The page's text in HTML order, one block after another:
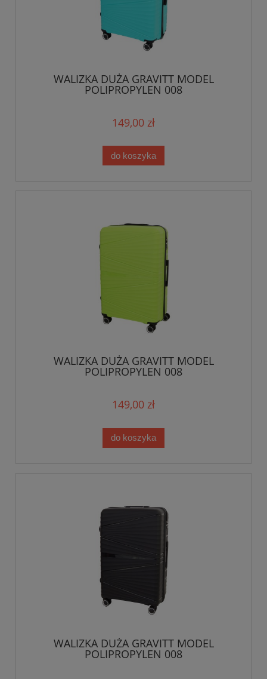
WALIZKA DUŻA GRAVITT MODEL
POLIPROPYLEN 008
149,00 zł
do koszyka
WALIZKA DUŻA GRAVITT MODEL
POLIPROPYLEN 008
149,00 zł
do koszyka
WALIZKA DUŻA GRAVITT MODEL
POLIPROPYLEN 008